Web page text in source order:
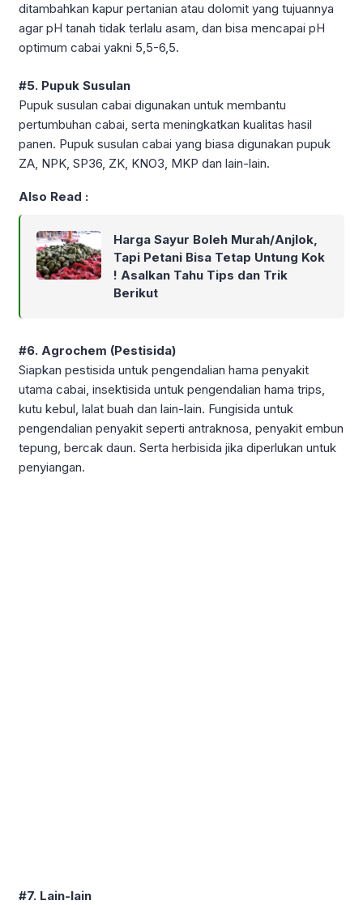
ditambahkan kapur pertanian atau dolomit yang tujuannya
agar pH tanah tidak terlalu asam, dan bisa mencapai pH
optimum cabai yakni 5,5-6,5.
#5. Pupuk Susulan
Pupuk susulan cabai digunakan untuk membantu
pertumbuhan cabai, serta meningkatkan kualitas hasil
panen. Pupuk susulan cabai yang biasa digunakan pupuk
ZA, NPK, SP36, ZK, KNO3, MKP dan lain-lain.
Also Read :
Harga Sayur Boleh Murah/Anjlok,
Tapi Petani Bisa Tetap Untung Kok
! Asalkan Tahu Tips dan Trik
Berikut
#6. Agrochem (Pestisida)
Siapkan pestisida untuk pengendalian hama penyakit
utama cabai, insektisida untuk pengendalian hama trips,
kutu kebul, lalat buah dan lain-lain. Fungisida untuk
pengendalian penyakit seperti antraknosa, penyakit embun
tepung, bercak daun. Serta herbisida jika diperlukan untuk
penyiangan.
#7. Lain-lain